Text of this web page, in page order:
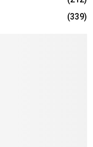
(339)